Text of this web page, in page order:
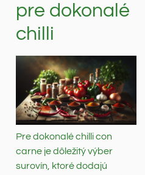
pre dokonalé
chilli
Pre dokonalé chilli con
carne je dôležitý výber
surovín, ktoré dodajú